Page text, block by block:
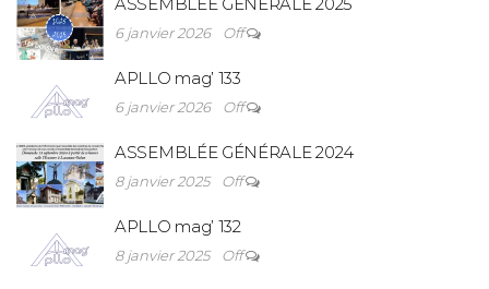
6 janvier 2026 Off
APLLO mag’ 133
6 janvier 2026 Off
ASSEMBLÉE GÉNÉRALE 2024
8 janvier 2025 Off
APLLO mag’ 132
8 janvier 2025 Off